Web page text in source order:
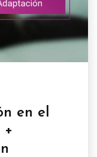
en el
+